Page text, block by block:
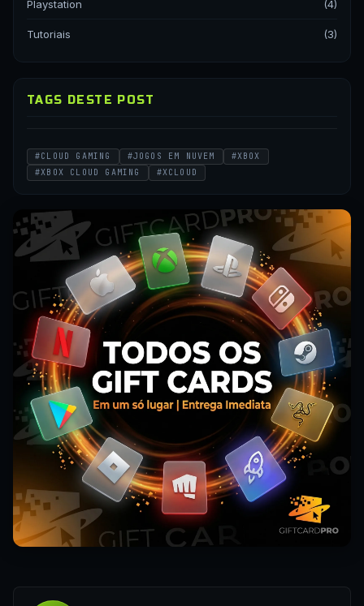
Playstation (4)
Tutoriais (3)
TAGS DESTE POST
#CLOUD GAMING #JOGOS EM NUVEM
#XBOX
#XBOX CLOUD GAMING
#XCLOUD